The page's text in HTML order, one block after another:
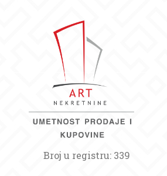
Broj u registru: 339